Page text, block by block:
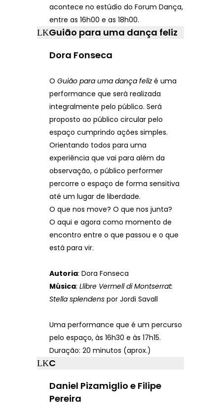
acontece no estúdio do Forum Dança,
entre as 16h00 e as 18h00.
Guião para uma dança feliz
Dora Fonseca
O Guião para uma dança felizé uma
performance que será realizada
integralmente pelo público. Será
proposto ao público circular pelo
espaço cumprindo ações simples.
Orientando todos para uma
experiência que vai para além da
observação, o público performer
percorre o espaço de forma sensitiva
até um lugar de liberdade.
O que nos move? O que nos junta?
O aqui e agora como momento de
encontro entre o que passou e o que
está para vir.
Autoria: Dora Fonseca
Música: Llibre Vermell di Montserrat:
Stella splendens por Jordi Savall
Uma performance que é um percurso
pelo espaço, às 16h30 e às 17h15.
Duração: 20 minutos (aprox.)
C
Daniel Pizamiglio e Filipe
Pereira